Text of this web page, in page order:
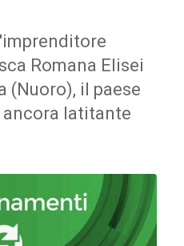
Romana Elisei
(Nuoro), il paese
ancora latitante